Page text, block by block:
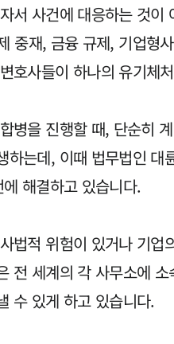
서 사건에 대응하는 것
중재, 금융 규제, 기업형
호사들이 하나의 유기체
병을 진행할 때, 단순히
하는데, 이때 법무법인
해결하고 있습니다.
법적 위험이 있거나 기
전 세계의 각 사무소에
수 있게 하고 있습니다.